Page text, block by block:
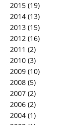
2015 (19)
2014 (13)
2013 (15)
2012 (16)
2011 (2)
2010 (3)
2009 (10)
2008 (5)
2007 (2)
2006 (2)
2004 (1)